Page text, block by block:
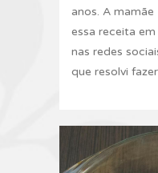
anos. A
essa receita
nas redes
que resolvi